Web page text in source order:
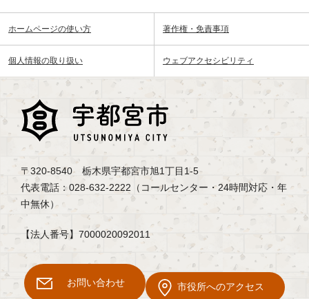
ホームページの使い方 著作権・免責事項
個人情報の取り扱い ウェブアクセシビリティ
〒320-8540 栃木県宇都宮市旭1丁目1-5
代表電話：028-632-2222（コールセンター・24時間対応・年
中無休）
【法人番号】7000020092011
お問い合わせ 市役所へのアクセス